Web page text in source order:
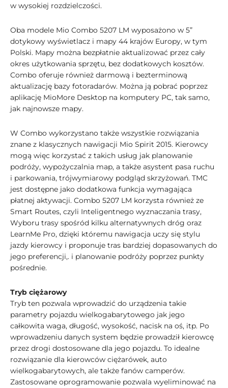
w wysokiej rozdzielczości.
Oba modele Mio Combo 5207 LM wyposażono w 5”
dotykowy wyświetlacz i mapy 44 krajów Europy, w tym
Polski. Mapy można bezpłatnie aktualizować przez cały
okres użytkowania sprzętu, bez dodatkowych kosztów.
Combo oferuje również darmową i bezterminową
aktualizację bazy fotoradarów. Można ją pobrać poprzez
aplikację MioMore Desktop na komputery PC, tak samo,
jak najnowsze mapy.
W Combo wykorzystano także wszystkie rozwiązania
znane z klasycznych nawigacji Mio Spirit 2015. Kierowcy
mogą więc korzystać z takich usług jak planowanie
podróży, wypożyczalnia map, a także asystent pasa ruchu
i parkowania, trójwymiarowy podgląd skrzyżowań. TMC
jest dostępne jako dodatkowa funkcja wymagająca
płatnej aktywacji. Combo 5207 LM korzysta również ze
Smart Routes, czyli Inteligentnego wyznaczania trasy,
Wyboru trasy spośród kilku alternatywnych dróg oraz
LearnMe Pro, dzięki któremu nawigacja uczy się stylu
jazdy kierowcy i proponuje tras bardziej dopasowanych do
jego preferencji,. i planowanie podróży poprzez punkty
pośrednie.
Tryb ciężarowy
Tryb ten pozwala wprowadzić do urządzenia takie
parametry pojazdu wielkogabarytowego jak jego
całkowita waga, długość, wysokość, nacisk na oś, itp. Po
wprowadzeniu danych system będzie prowadził kierowcę
przez drogi dostosowane dla jego pojazdu. To idealne
rozwiązanie dla kierowców ciężarówek, auto
wielkogabarytowych, ale także fanów camperów.
Zastosowane oprogramowanie pozwala wyeliminować na